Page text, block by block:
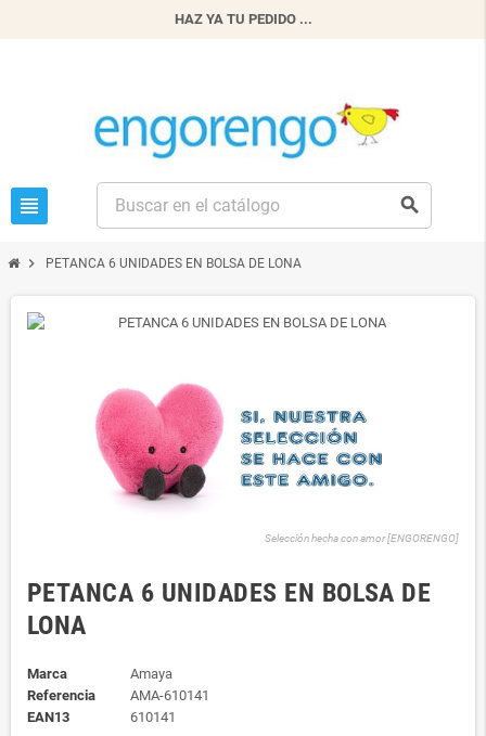
HAZ YA TU PEDIDO ...
view_headline search
chevron_right PETANCA 6 UNIDADES EN BOLSA DE LONA
Selección hecha con amor [ENGORENGO]
PETANCA 6 UNIDADES EN BOLSA DE
LONA
Marca
Amaya
Referencia
AMA-610141
EAN13
610141